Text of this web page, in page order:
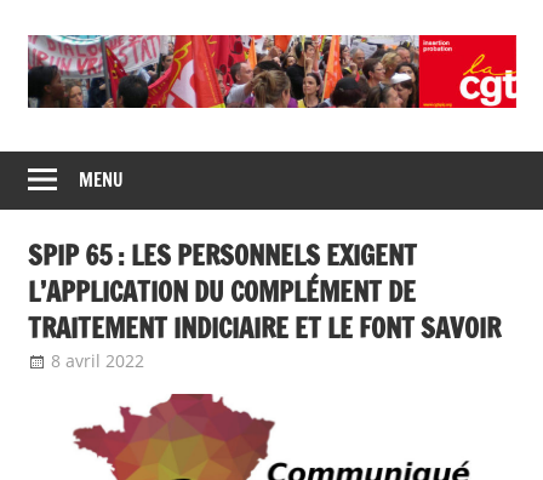
content
CGT
insertion
probation
de
syndicats
CGT
insertion
probation
MENU
SPIP 65 : LES PERSONNELS EXIGENT
L’APPLICATION DU COMPLÉMENT DE
TRAITEMENT INDICIAIRE ET LE FONT SAVOIR
8 avril 2022
mobilisation 2022